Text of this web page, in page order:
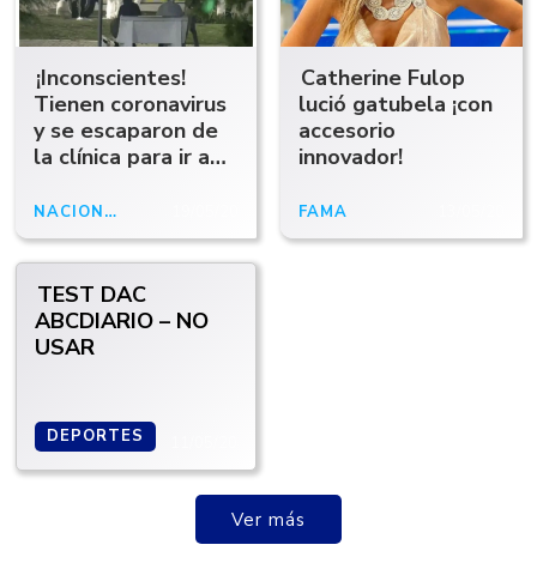
¡Inconscientes!
Tienen coronavirus
y se escaparon de
la clínica para ir a
NACIONALES
Catherine Fulop
lució gatubela ¡con
accesorio
innovador!
FAMA
TEST DAC
ABCDIARIO – NO
USAR
DEPORTES
Ver más